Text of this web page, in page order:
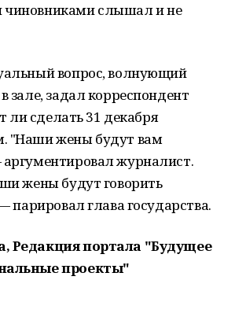
чиновниками слышал и не
вопрос, волнующий
зале, задал корреспондент
ли сделать 31 декабря
"Наши жены будут вам
журналист.
жены будут говорить
парировал глава государства.
Редакция портала "Будущее
проекты"